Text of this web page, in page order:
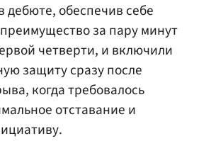
дебюте, обеспечив себе
за пару минут
четверти, и включили
защиту сразу после
когда требовалось
отставание и